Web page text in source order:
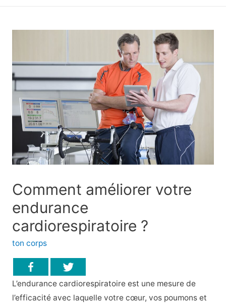
Comment améliorer votre
endurance
cardiorespiratoire ?
ton corps
L’endurance cardiorespiratoire est une mesure de
l’efficacité avec laquelle votre cœur, vos poumons et